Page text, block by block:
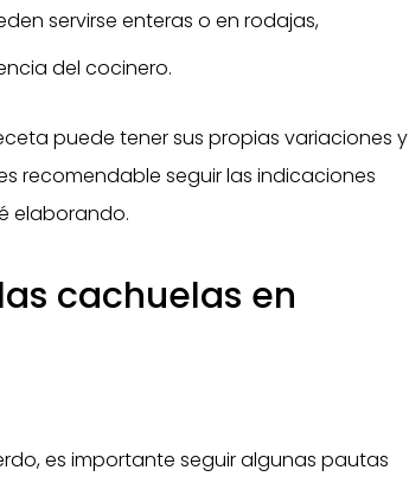
servirse enteras o en rodajas,
del cocinero.
puede tener sus propias variaciones y
recomendable seguir las indicaciones
elaborando.
cachuelas en
es importante seguir algunas pautas